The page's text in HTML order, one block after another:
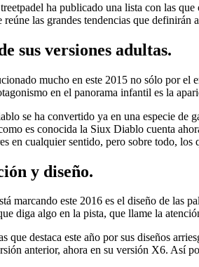
ha publicado una lista con las
reúne las grandes tendencias que definirán
sus versiones adultas.
mucho en este 2015 no sólo por el
en el panorama infantil es la
se ha convertido ya en una especie de
es conocida la Siux Diablo cuenta
en cualquier sentido, pero sobre todo,
y diseño.
marcando este 2016 es el diseño de las
diga algo en la pista, que llame la
que destaca este año por sus diseños
anterior, ahora en su versión X6. Así